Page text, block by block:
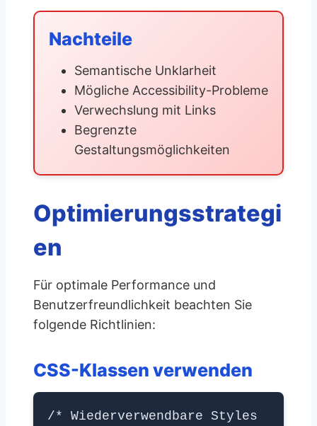
Nachteile
Semantische Unklarheit
Mögliche Accessibility-Probleme
Verwechslung mit Links
Begrenzte
Gestaltungsmöglichkeiten
Optimierungsstrategi
en
Für optimale Performance und
Benutzerfreundlichkeit beachten Sie
folgende Richtlinien:
CSS-Klassen verwenden
/* Wiederverwendbare Styles